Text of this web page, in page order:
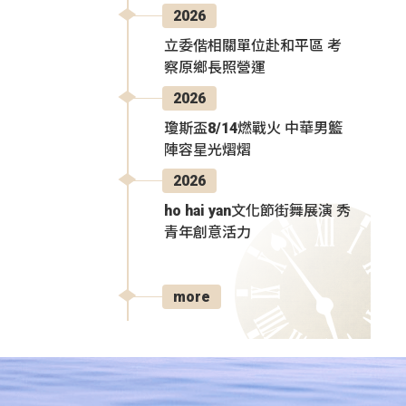
2026
立委偕相關單位赴和平區 考
察原鄉長照營運
2026
瓊斯盃8/14燃戰火 中華男籃
陣容星光熠熠
2026
ho hai yan文化節街舞展演 秀
青年創意活力
more